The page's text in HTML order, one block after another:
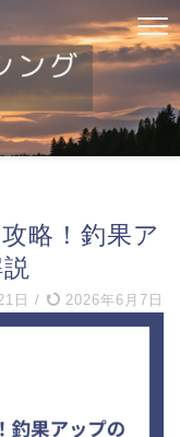
略！釣果ア
日 / 2026年6月7日